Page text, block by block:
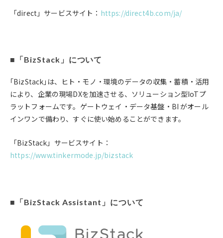
「direct」サービスサイト： https://direct4b.com/ja/
■「BizStack」について
｢BizStack｣は、ヒト・モノ・環境のデータの収集・蓄積・活用
により、企業の現場DXを加速させる、ソリューション型IoTプ
ラットフォームです。ゲートウェイ・データ基盤・BI がオール
インワンで備わり、すぐに使い始めることができます。
「BizStack」サービスサイト：
https://www.tinkermode.jp/bizstack
■「BizStack Assistant」について